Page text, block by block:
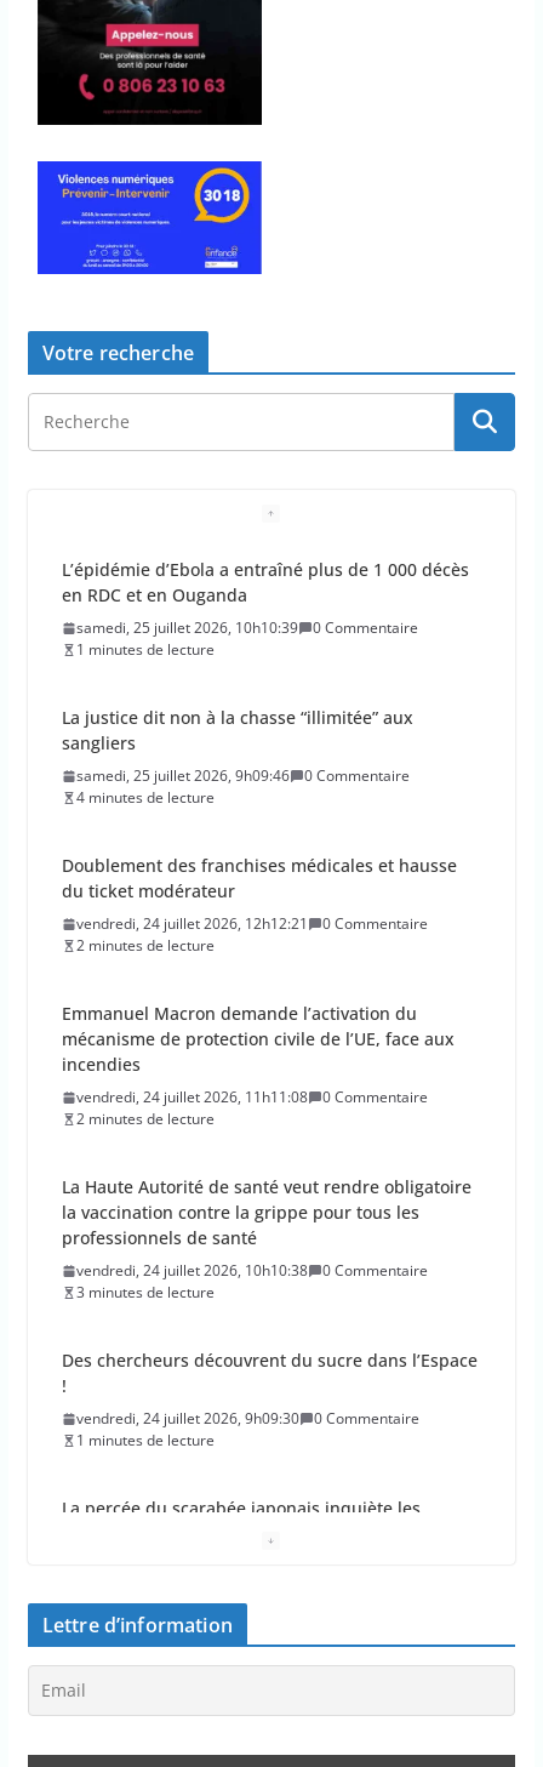
Votre recherche
L’épidémie d’Ebola a entraîné plus de 1 000 décès
en RDC et en Ouganda
samedi, 25 juillet 2026, 10h10:39
0 Commentaire
1 minutes de lecture
La justice dit non à la chasse “illimitée” aux
sangliers
samedi, 25 juillet 2026, 9h09:46
0 Commentaire
4 minutes de lecture
Doublement des franchises médicales et hausse
du ticket modérateur
vendredi, 24 juillet 2026, 12h12:21
0 Commentaire
2 minutes de lecture
Emmanuel Macron demande l’activation du
mécanisme de protection civile de l’UE, face aux
incendies
vendredi, 24 juillet 2026, 11h11:08
0 Commentaire
2 minutes de lecture
La Haute Autorité de santé veut rendre obligatoire
la vaccination contre la grippe pour tous les
professionnels de santé
vendredi, 24 juillet 2026, 10h10:38
0 Commentaire
3 minutes de lecture
Des chercheurs découvrent du sucre dans l’Espace
!
vendredi, 24 juillet 2026, 9h09:30
0 Commentaire
1 minutes de lecture
La percée du scarabée japonais inquiète les
hectares en France
jeudi, 23 juillet 2026, 10h10:30
0 Commentaire
Lettre d’information